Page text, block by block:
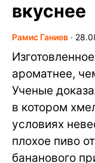
вкуснее
Рамис Ганиев ∙
ароматнее,
Ученые
в котором
условиях
плохое пиво
бананового